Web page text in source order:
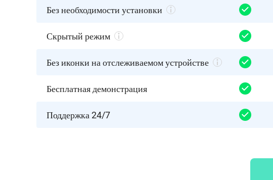
Без необходимости установки
Скрытый режим
Без иконки на отслеживаемом устройстве
Бесплатная демонстрация
Поддержка 24/7